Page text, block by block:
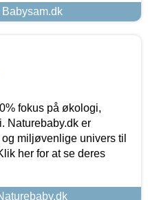
fokus på økologi,
Naturebaby.dk er
miljøvenlige univers til
her for at se deres